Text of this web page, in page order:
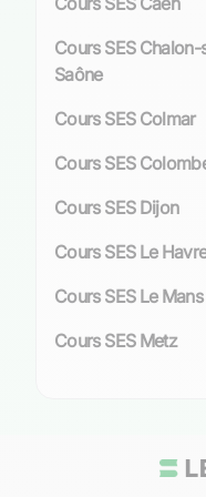
intellectuelle
mesure est facilité
rappel rapide suivi
des cours selon les
contrainte horaire
ainsi une flexibilité
de vie des familles
Cette approche
le choix
enseignants sont
pour leur expertise
l’engagement sans
réussite scolaire de
Cours SES Chalon-
Saône
Cours SES Colmar
Cours SES
Cours SES Dijon
Cours SES Le
Cours SES Le Mans
Cours SES Metz